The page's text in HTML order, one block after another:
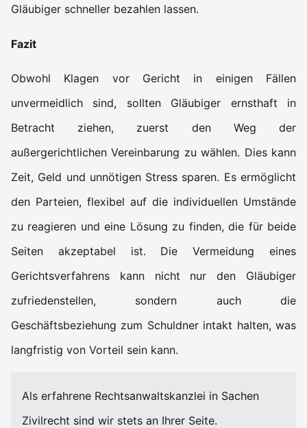
Gläubiger schneller bezahlen lassen.
Fazit
Obwohl Klagen vor Gericht in einigen Fällen
unvermeidlich sind, sollten Gläubiger ernsthaft in
Betracht ziehen, zuerst den Weg der
außergerichtlichen Vereinbarung zu wählen. Dies kann
Zeit, Geld und unnötigen Stress sparen. Es ermöglicht
den Parteien, flexibel auf die individuellen Umstände
zu reagieren und eine Lösung zu finden, die für beide
Seiten akzeptabel ist. Die Vermeidung eines
Gerichtsverfahrens kann nicht nur den Gläubiger
zufriedenstellen, sondern auch die
Geschäftsbeziehung zum Schuldner intakt halten, was
langfristig von Vorteil sein kann.
Als erfahrene Rechtsanwaltskanzlei in Sachen
Zivilrecht sind wir stets an Ihrer Seite.